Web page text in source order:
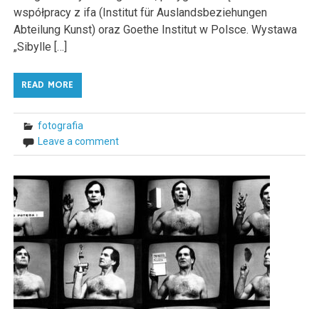
współpracy z ifa (Institut für Auslandsbeziehungen
Abteilung Kunst) oraz Goethe Institut w Polsce. Wystawa
„Sibylle […]
READ MORE
fotografia
Leave a comment